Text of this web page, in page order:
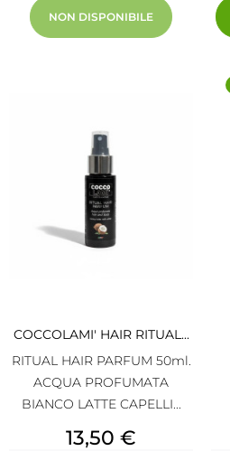
NON DISPONIBILE
COCCOLAMI' HAIR RITUAL...
RITUAL HAIR PARFUM 50ml.
ACQUA PROFUMATA
BIANCO LATTE CAPELLI...
Prezzo
13,50 €